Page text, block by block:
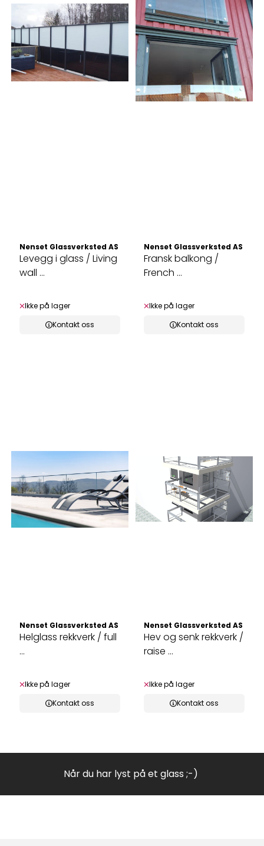
Nenset Glassverksted AS
Levegg i glass / Living
wall ...
Ikke på lager
Kontakt oss
Nenset Glassverksted AS
Fransk balkong /
French ...
Ikke på lager
Kontakt oss
Nenset Glassverksted AS
Helglass rekkverk / full
...
Ikke på lager
Kontakt oss
Nenset Glassverksted AS
Hev og senk rekkverk /
raise ...
Ikke på lager
Kontakt oss
Når du har lyst på et glass ;-)